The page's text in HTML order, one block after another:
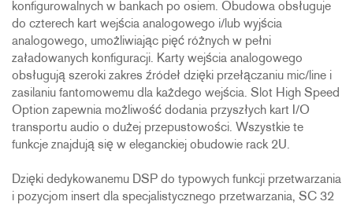
konfigurowalnych w bankach po osiem. Obudowa obsługuje
do czterech kart wejścia analogowego i/lub wyjścia
analogowego, umożliwiając pięć różnych w pełni
załadowanych konfiguracji. Karty wejścia analogowego
obsługują szeroki zakres źródeł dzięki przełączaniu mic/line i
zasilaniu fantomowemu dla każdego wejścia. Slot High Speed
Option zapewnia możliwość dodania przyszłych kart I/O
transportu audio o dużej przepustowości. Wszystkie te
funkcje znajdują się w eleganckiej obudowie rack 2U.
Dzięki dedykowanemu DSP do typowych funkcji przetwarzania
i pozycjom insert dla specjalistycznego przetwarzania, SC 32